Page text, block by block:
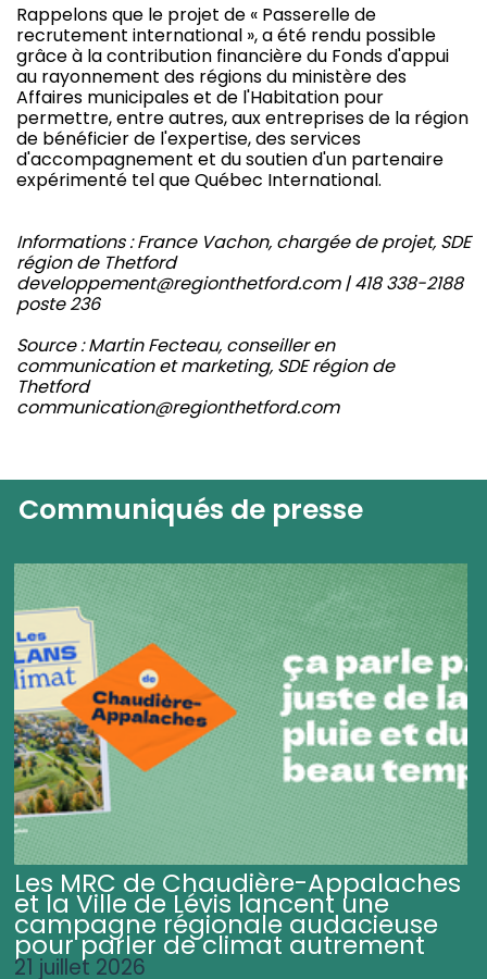
Rappelons que le projet de « Passerelle de
recrutement international », a été rendu possible
grâce à la contribution financière du Fonds d'appui
au rayonnement des régions du ministère des
Affaires municipales et de l'Habitation pour
permettre, entre autres, aux entreprises de la région
de bénéficier de l'expertise, des services
d'accompagnement et du soutien d'un partenaire
expérimenté tel que Québec International.
Informations : France Vachon, chargée de projet, SDE
région de Thetford
developpement@regionthetford.com | 418 338-2188
poste 236
Source : Martin Fecteau, conseiller en
communication et marketing, SDE région de
Thetford
communication@regionthetford.com
Communiqués de presse
Les MRC de Chaudière-Appalaches
et la Ville de Lévis lancent une
campagne régionale audacieuse
pour parler de climat autrement
21 juillet 2026